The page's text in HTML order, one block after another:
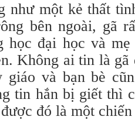
như một kẻ thất
bên ngoài, gã
học đại học và
Không ai tin là gã
giáo và bạn bè
tin hắn bị giết thì
đó là một